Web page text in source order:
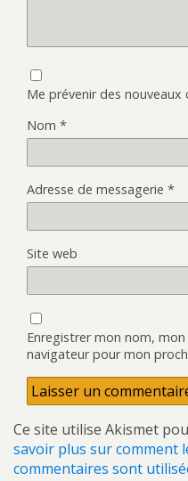
Me prévenir des
Nom *
Adresse de messagerie *
Site web
Enregistrer mon nom,
navigateur pour mon
Ce site utilise Akismet
savoir plus sur comment
commentaires sont